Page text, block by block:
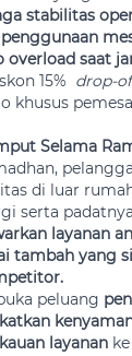
stabilitas
overload saat
15% drop-
khusus
Selama
di luar
serta
layanan
tambah yang
peluang
layanan